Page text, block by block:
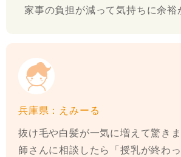
家事の負担が減って気持ちに余裕
兵庫県：えみーる
抜け毛や白髪が一気に増えて驚き
師さんに相談したら「授乳が終わ